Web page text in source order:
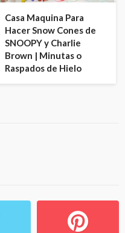
Casa Maquina Para
Hacer Snow Cones de
SNOOPY y Charlie
Brown | Minutas o
Raspados de Hielo